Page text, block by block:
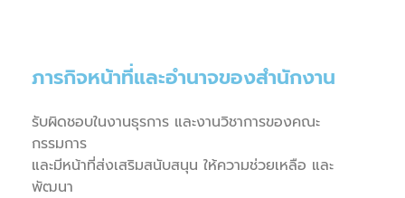
ภารกิจหน้าที่และอำนาจของสำนักงาน
รับผิดชอบในงานธุรการ และงานวิชาการของคณะ
กรรมการ
และมีหน้าที่ส่งเสริมสนับสนุน ให้ความช่วยเหลือ และ
พัฒนา